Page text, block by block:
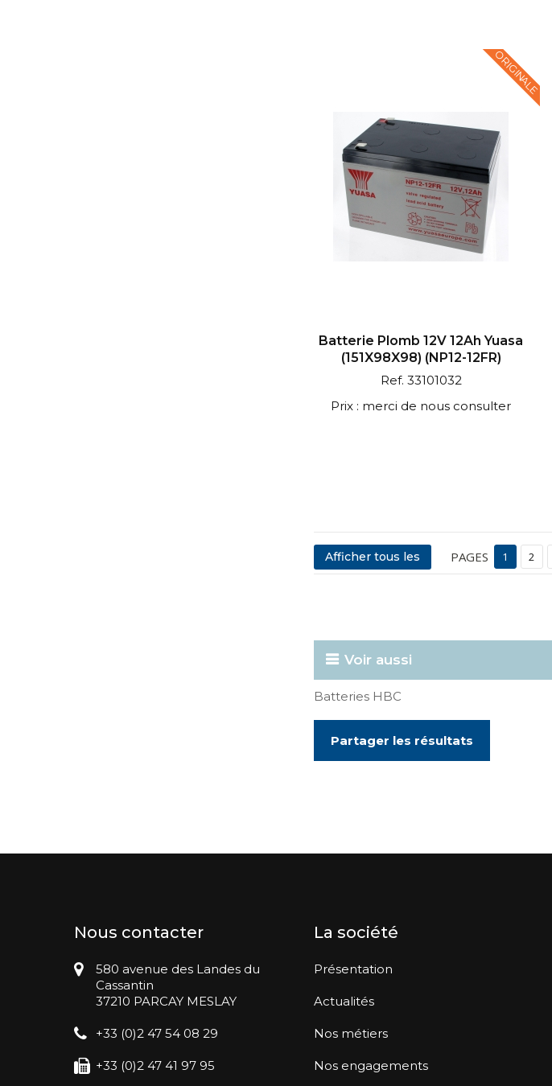
ORIGINALE
Batterie Plomb 12V 12Ah Yuasa
(151X98X98) (NP12-12FR)
Ref. 33101032
Prix : merci de nous consulter
Afficher tous les PAGES 1 2
Voir aussi
Batteries HBC
Partager les résultats
Nous contacter
580 avenue des Landes du
Cassantin
37210 PARCAY MESLAY
+33 (0)2 47 54 08 29
+33 (0)2 47 41 97 95
La société
Présentation
Actualités
Nos métiers
Nos engagements